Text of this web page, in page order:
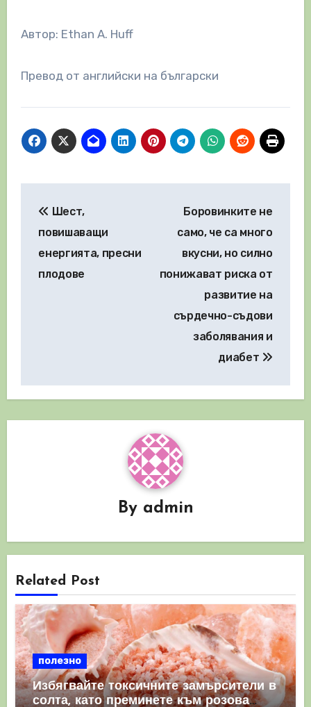
Автор: Ethan A. Huff
Превод от английски на български
Шест,
повишаващи
енергията, пресни
плодове
Боровинките не
само, че са много
вкусни, но силно
понижават риска от
развитие на
сърдечно-съдови
заболявания и
диабет
By admin
Related Post
полезно
Избягвайте токсичните замърсители в
солта, като преминете към розова